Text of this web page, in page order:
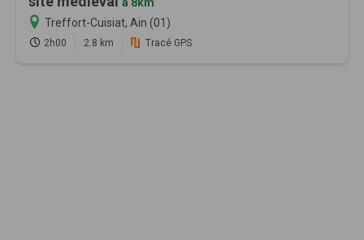
Treffort-Cuisiat, Ain (01)
2h00 2.8 km Tracé GPS